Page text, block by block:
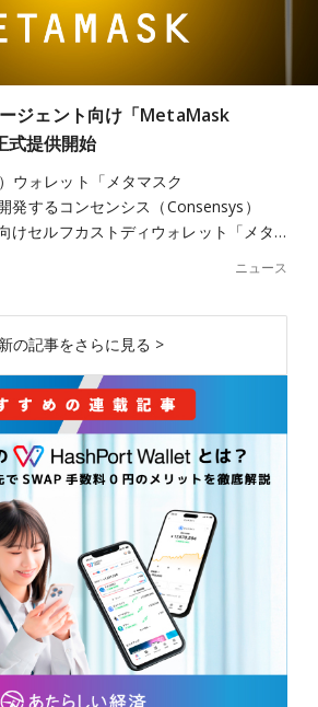
ジェント向け「MetaMask
提供開始
ウォレット「メタマスク
発するコンセンシス（Consensys）
けセルフカストディウォレット「メタ…
ニュース
の記事をさらに見る >